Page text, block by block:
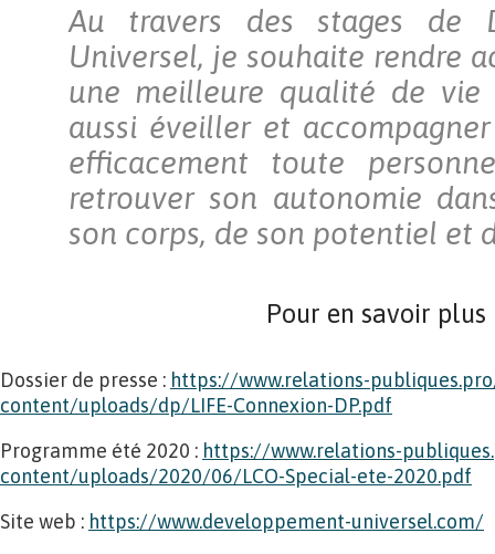
Au travers des stages de
Universel, je souhaite rendre
une meilleure qualité de vie
aussi éveiller et
efficacement toute
retrouver son autonomie
son corps, de son potentiel et
Pour en savoir plus
Dossier de presse : https://www.relations-
content/uploads/dp/LIFE-Connexion-DP.pdf
Programme été 2020 : https://www.relations-
content/uploads/2020/06/LCO-Special-ete-2020.pdf
Site web : https://www.developpement-universel.com/